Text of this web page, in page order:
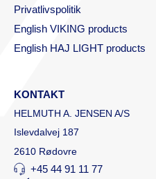
Privatlivspolitik
English VIKING products
English HAJ LIGHT products
KONTAKT
HELMUTH A. JENSEN A/S
Islevdalvej 187
2610 Rødovre
+45 44 91 11 77